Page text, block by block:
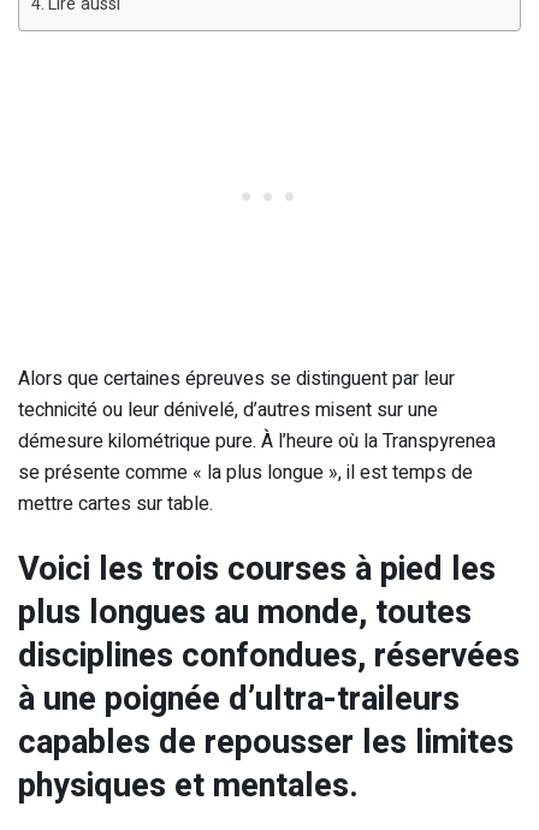
Alors que certaines épreuves se distinguent par leur
technicité ou leur dénivelé, d’autres misent sur une
démesure kilométrique pure. À l’heure où la Transpyrenea
se présente comme « la plus longue », il est temps de
mettre cartes sur table.
Voici les trois courses à pied les
plus longues au monde, toutes
disciplines confondues, réservées
à une poignée d’ultra-traileurs
capables de repousser les limites
physiques et mentales.